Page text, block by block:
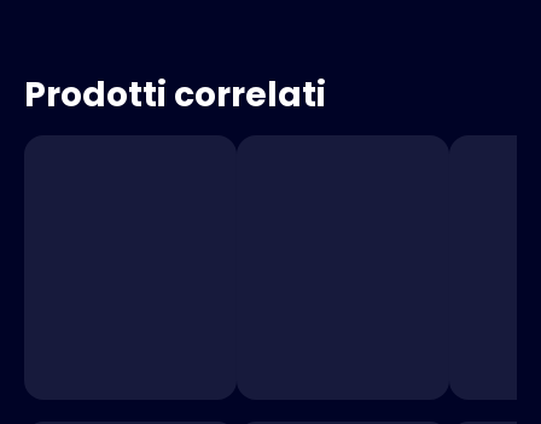
Prodotti correlati